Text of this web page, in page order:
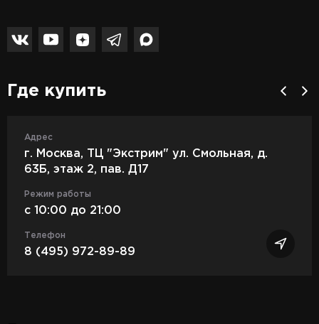
Где купить
Адрес
г. Москва, ТЦ "Экстрим" ул. Смольная, д.
63Б, этаж 2, пав. Д17
Режим работы
c 10:00 до 21:00
Телефон
8 (495) 972-89-89